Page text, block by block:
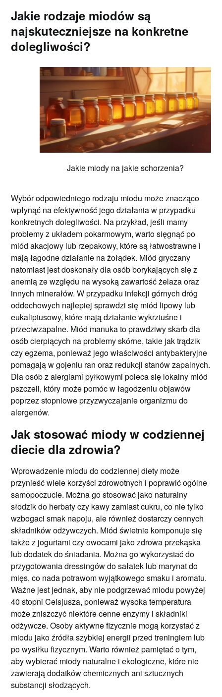
Jakie rodzaje miodów są
najskuteczniejsze na konkretne
dolegliwości?
Jakie miody na jakie schorzenia?
Wybór odpowiedniego rodzaju miodu może znacząco
wpłynąć na efektywność jego działania w przypadku
konkretnych dolegliwości. Na przykład, jeśli mamy
problemy z układem pokarmowym, warto sięgnąć po
miód akacjowy lub rzepakowy, które są łatwostrawne i
mają łagodne działanie na żołądek. Miód gryczany
natomiast jest doskonały dla osób borykających się z
anemią ze względu na wysoką zawartość żelaza oraz
innych minerałów. W przypadku infekcji górnych dróg
oddechowych najlepiej sprawdzi się miód lipowy lub
eukaliptusowy, które mają działanie wykrztuśne i
przeciwzapalne. Miód manuka to prawdziwy skarb dla
osób cierpiących na problemy skórne, takie jak trądzik
czy egzema, ponieważ jego właściwości antybakteryjne
pomagają w gojeniu ran oraz redukcji stanów zapalnych.
Dla osób z alergiami pyłkowymi poleca się lokalny miód
pszczeli, który może pomóc w łagodzeniu objawów
poprzez stopniowe przyzwyczajanie organizmu do
alergenów.
Jak stosować miody w codziennej
diecie dla zdrowia?
Wprowadzenie miodu do codziennej diety może
przynieść wiele korzyści zdrowotnych i poprawić ogólne
samopoczucie. Można go stosować jako naturalny
słodzik do herbaty czy kawy zamiast cukru, co nie tylko
wzbogaci smak napoju, ale również dostarczy cennych
składników odżywczych. Miód świetnie komponuje się
także z jogurtami czy owocami jako zdrowa przekąska
lub dodatek do śniadania. Można go wykorzystać do
przygotowania dressingów do sałatek lub marynat do
mięs, co nada potrawom wyjątkowego smaku i aromatu.
Ważne jest jednak, aby nie podgrzewać miodu powyżej
40 stopni Celsjusza, ponieważ wysoka temperatura
może zniszczyć niektóre cenne enzymy i składniki
odżywcze. Osoby aktywne fizycznie mogą korzystać z
miodu jako źródła szybkiej energii przed treningiem lub
po wysiłku fizycznym. Warto również pamiętać o tym,
aby wybierać miody naturalne i ekologiczne, które nie
zawierają dodatków chemicznych ani sztucznych
substancji słodzących.